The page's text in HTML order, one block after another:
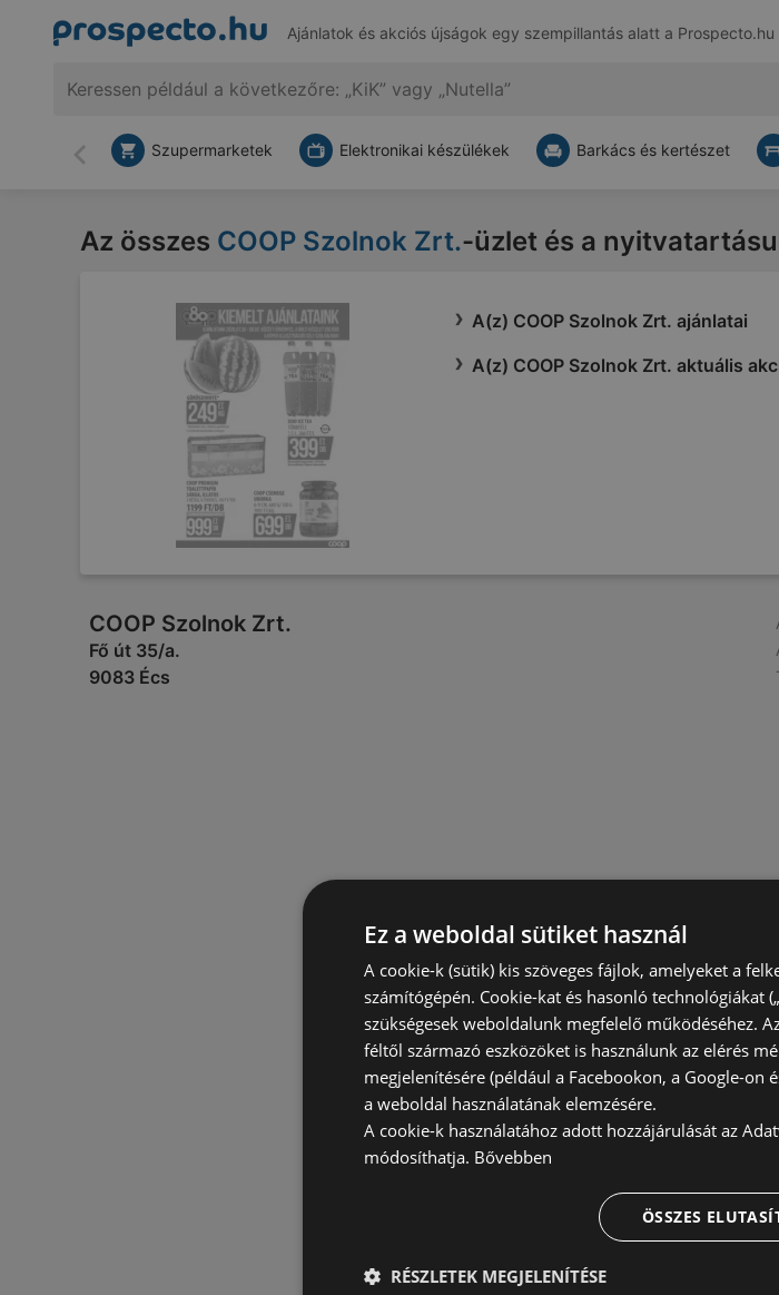
Ajánlatok és akciós újságok egy szempillantás alatt a Prospecto.hu
Vissza
Szupermarketek Elektronikai készülékek Barkács és kertészet
Az összes COOP Szolnok Zrt.-üzlet és a
A(z) COOP Szolnok Zrt. ajánlatai
A(z) COOP Szolnok Zrt. aktuális
COOP Szolnok Zrt.
Fő út 35/a.
9083 Écs
Ez a weboldal sütiket használ
A cookie-k (sütik) kis szöveges fájlok, amelyeket a
számítógépén. Cookie-kat és hasonló technológiákat
szükségesek weboldalunk megfelelő működéséhez.
féltől származó eszközöket is használunk az elérés
megjelenítésére (például a Facebookon, a Google-
a weboldal használatának elemzésére.
A cookie-k használatához adott hozzájárulását az
módosíthatja. Bővebben
ÖSSZES
RÉSZLETEK MEGJELENÍTÉSE